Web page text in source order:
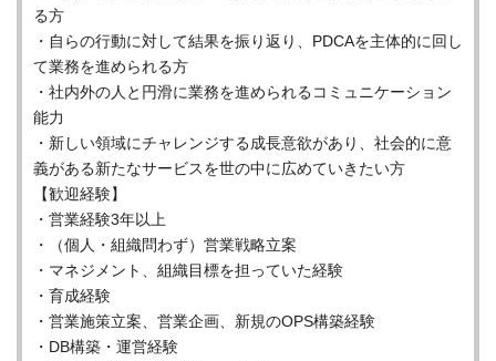
る方
・自らの行動に対して結果を振り返り、PDCAを主体的に回し
て業務を進められる方
・社内外の人と円滑に業務を進められるコミュニケーション
能力
・新しい領域にチャレンジする成長意欲があり、社会的に意
義がある新たなサービスを世の中に広めていきたい方
【歓迎経験】
・営業経験3年以上
・（個人・組織問わず）営業戦略立案
・マネジメント、組織目標を担っていた経験
・育成経験
・営業施策立案、営業企画、新規のOPS構築経験
・DB構築・運営経験